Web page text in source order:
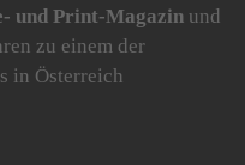
und Print-Magazin und
zu einem der
in Österreich